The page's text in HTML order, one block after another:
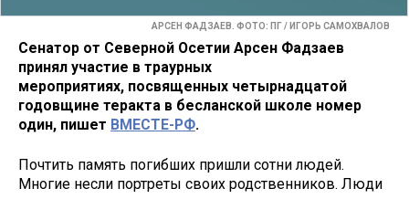
АРСЕН ФАДЗАЕВ. ФОТО: ПГ / ИГОРЬ САМОХВАЛОВ
Сенатор от Северной Осетии Арсен Фадзаев
принял участие в траурных
мероприятиях, посвященных четырнадцатой
годовщине теракта в бесланской школе номер
один, пишет ВМЕСТЕ-РФ.
Почтить память погибших пришли сотни людей.
Многие несли портреты своих родственников. Люди